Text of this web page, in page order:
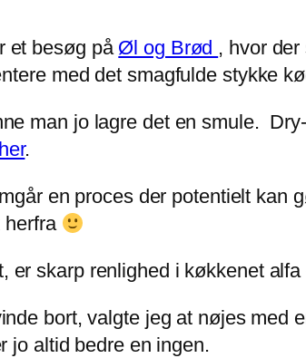
et besøg på Øl og Brød , hvor
med det smagfulde stykke
man jo lagre det en smule.
her.
en proces der potentielt kan
skarp renlighed i køkkenet alfa
bort, valgte jeg at nøjes med
jo altid bedre en ingen.